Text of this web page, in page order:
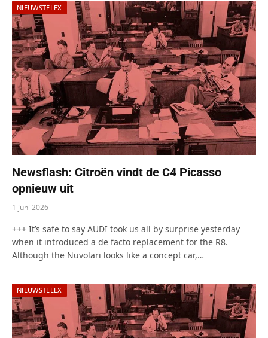
NIEUWSTELEX
Newsflash: Citroën vindt de C4 Picasso
opnieuw uit
1 juni 2026
+++ It’s safe to say AUDI took us all by surprise yesterday
when it introduced a de facto replacement for the R8.
Although the Nuvolari looks like a concept car,…
NIEUWSTELEX